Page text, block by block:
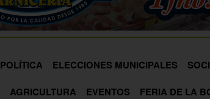
POLÍTICA ELECCIONES MUNICIPALES
AGRICULTURA
EVENTOS FERIA DE LA